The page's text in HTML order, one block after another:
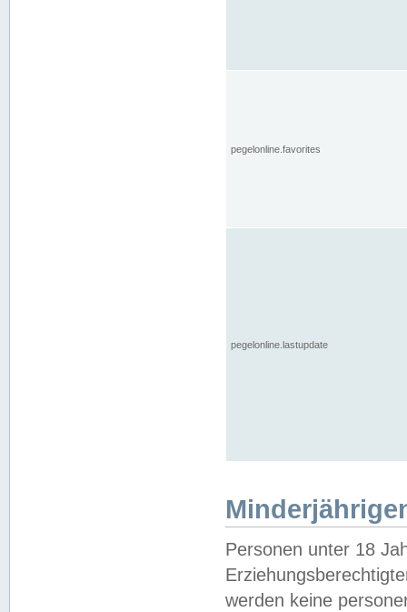
pegelonline.favorites
pegelonline.lastupdate
Personen unter 18
werden keine